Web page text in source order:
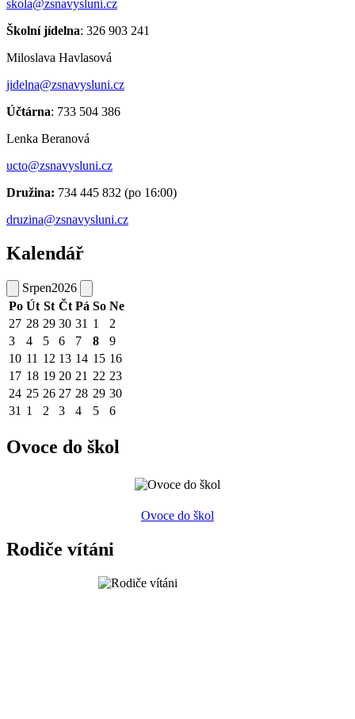
skola@zsnavysluni.cz
Školní jídelna: 326 903 241
Miloslava Havlasová
jidelna@zsnavysluni.cz
Účtárna: 733 504 386
Lenka Beranová
ucto@zsnavysluni.cz
Družina: 734 445 832 (po 16:00)
druzina@zsnavysluni.cz
Kalendář
Srpen2026
Po Út St Čt Pá So Ne
27 28 29 30 31 1
2
3
4 5 6 7 8
9
10 11 12 13 14 15 16
17 18 19 20 21 22 23
24 25 26 27 28 29 30
31 1 2 3 4 5 6
Ovoce do škol
Ovoce do škol
Rodiče vítáni